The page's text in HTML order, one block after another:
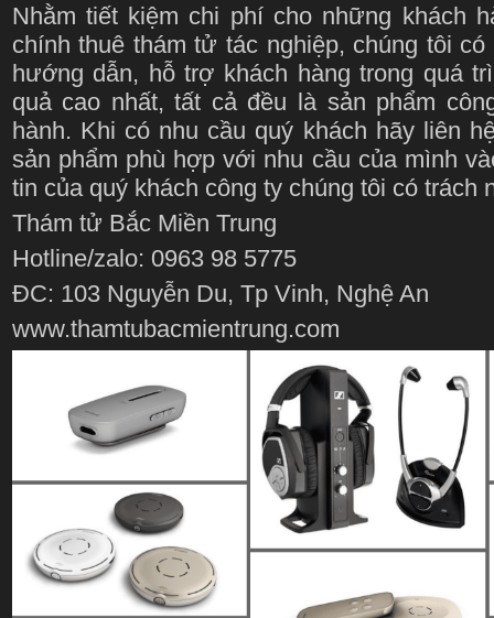
Nhằm tiết kiệm chi phí cho những khách
chính thuê thám tử tác nghiệp, chúng tôi
hướng dẫn, hỗ trợ khách hàng trong quá
quả cao nhất, tất cả đều là sản phẩm
hành. Khi có nhu cầu quý khách hãy liên
sản phẩm phù hợp với nhu cầu của mình
tin của quý khách công ty chúng tôi có trách
Thám tử Bắc Miền Trung
Hotline/zalo: 0963 98 5775
ĐC: 103 Nguyễn Du, Tp Vinh, Nghệ An
www.thamtubacmientrung.com